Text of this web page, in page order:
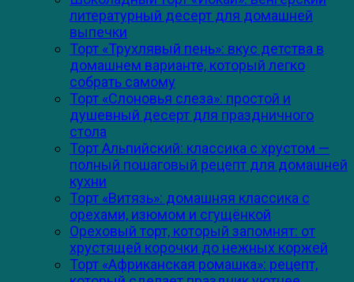
литературный десерт для домашней
выпечки
Торт «Трухлявый пень»: вкус детства в
домашнем варианте, который легко
собрать самому
Торт «Слоновья слеза»: простой и
душевный десерт для праздничного
стола
Торт Альпийский: классика с хрустом —
полный пошаговый рецепт для домашней
кухни
Торт «Витязь»: домашняя классика с
орехами, изюмом и сгущёнкой
Ореховый торт, который запомнят: от
хрустящей корочки до нежных коржей
Торт «Африканская ромашка»: рецепт,